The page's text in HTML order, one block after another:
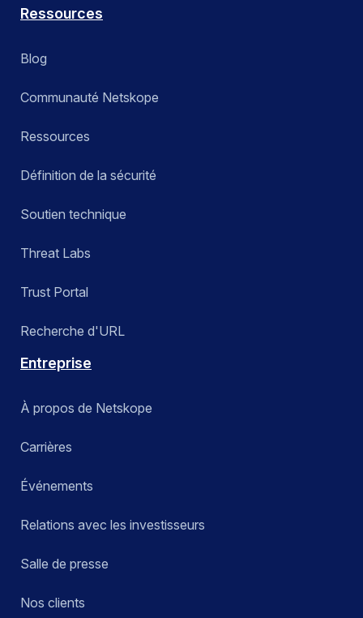
Ressources
Blog
Communauté Netskope
Ressources
Définition de la sécurité
Soutien technique
Threat Labs
Trust Portal
Recherche d'URL
Entreprise
À propos de Netskope
Carrières
Événements
Relations avec les investisseurs
Salle de presse
Nos clients